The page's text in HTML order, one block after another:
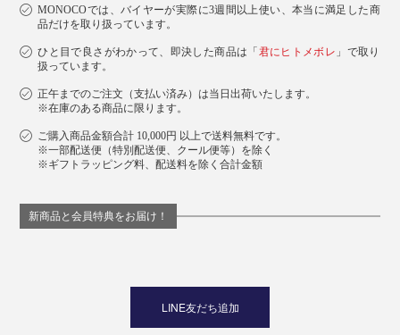
MONOCOでは、バイヤーが実際に3週間以上使い、本当に満足した商
品だけを取り扱っています。
ひと目で良さがわかって、即決した商品は「 君にヒトメボレ 」で取り
扱っています。
正午までのご注文（支払い済み）は当日出荷いたします。
※在庫のある商品に限ります。
ご購入商品金額合計 10,000円 以上で送料無料です。
※一部配送便（特別配送便、クール便等）を除く
※ギフトラッピング料、配送料を除く合計金額
新商品と会員特典をお届け！
LINE友だち追加